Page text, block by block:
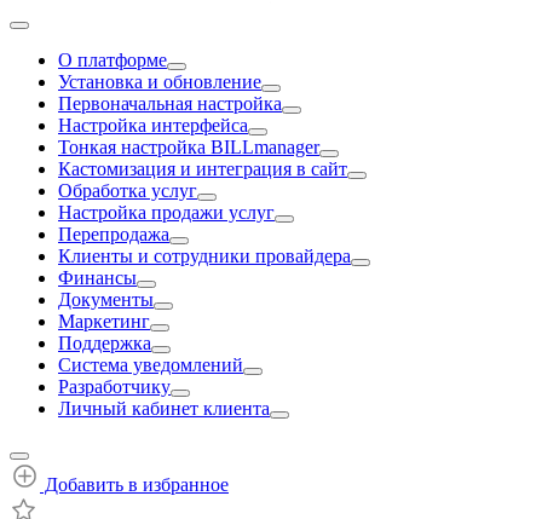
О платформе
Установка и обновление
Первоначальная настройка
Настройка интерфейса
Тонкая настройка BILLmanager
Кастомизация и интеграция в сайт
Обработка услуг
Настройка продажи услуг
Перепродажа
Клиенты и сотрудники провайдера
Финансы
Документы
Маркетинг
Поддержка
Система уведомлений
Разработчику
Личный кабинет клиента
Добавить в избранное